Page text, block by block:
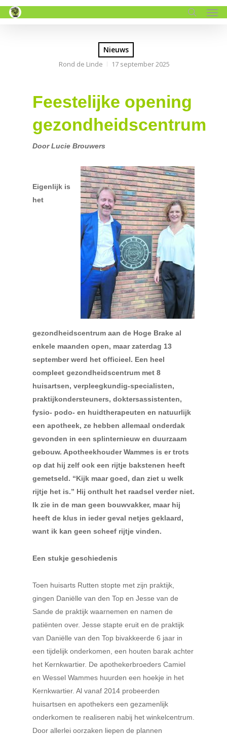
Skip
to
Nieuws
Rond de Linde 17 september 2025
Feestelijke opening
gezondheidscentrum
Door Lucie Brouwers
Eigenlijk is
het
gezondheidscentrum aan de Hoge Brake al
enkele maanden open, maar zaterdag 13
september werd het officieel. Een heel
compleet gezondheidscentrum met 8
huisartsen, verpleegkundig-specialisten,
praktijkondersteuners, doktersassistenten,
fysio- podo- en huidtherapeuten en natuurlijk
een apotheek, ze hebben allemaal onderdak
gevonden in een splinternieuw en duurzaam
gebouw. Apotheekhouder Wammes is er trots
op dat hij zelf ook een rijtje bakstenen heeft
gemetseld. “Kijk maar goed, dan ziet u welk
rijtje het is.” Hij onthult het raadsel verder niet.
Ik zie in de man geen bouwvakker, maar hij
heeft de klus in ieder geval netjes geklaard,
want ik kan geen scheef rijtje vinden.
Een stukje geschiedenis
Toen huisarts Rutten stopte met zijn praktijk,
gingen Daniëlle van den Top en Jesse van de
Sande de praktijk waarnemen en namen de
patiënten over. Jesse stapte eruit en de praktijk
van Daniëlle van den Top bivakkeerde 6 jaar in
een tijdelijk onderkomen, een houten barak achter
het Kernkwartier. De apothekerbroeders Camiel
en Wessel Wammes huurden een hoekje in het
Kernkwartier. Al vanaf 2014 probeerden
huisartsen en apothekers een gezamenlijk
onderkomen te realiseren nabij het winkelcentrum.
Door allerlei oorzaken liepen de plannen